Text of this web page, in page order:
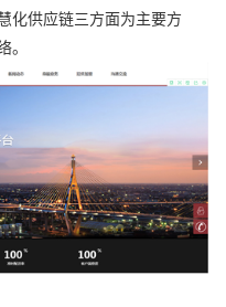
化供应链三方面为主要方
。